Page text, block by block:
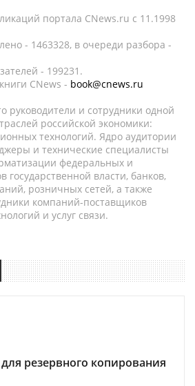
портала CNews.ru c 11.1998
- 1463328, в очереди разбора -
- 199231.
CNews - book@cnews.ru
руководители и сотрудники одной
российской экономики:
технологий. Ядро аудитории
и технические специалисты
федеральных и
государственной власти, банков,
розничных сетей, а также
компаний-поставщиков
и услуг связи.
резервного копирования